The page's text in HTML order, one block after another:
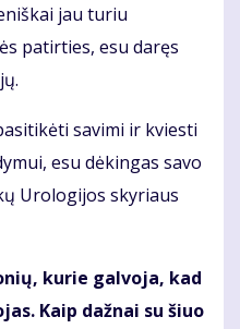
jau turiu
patirties, esu daręs
savimi ir kviesti
esu dėkingas savo
Urologijos skyriaus
kurie galvoja, kad
Kaip dažnai su šiuo